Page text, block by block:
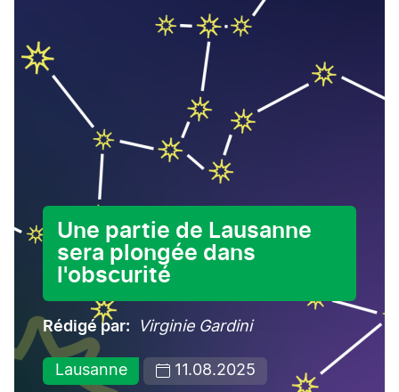
Une partie de Lausanne
sera plongée dans
l'obscurité
Rédigé par Virginie Gardini
Lausanne 11.08.2025